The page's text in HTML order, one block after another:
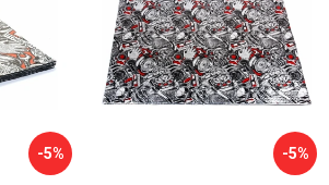
-5% -5%